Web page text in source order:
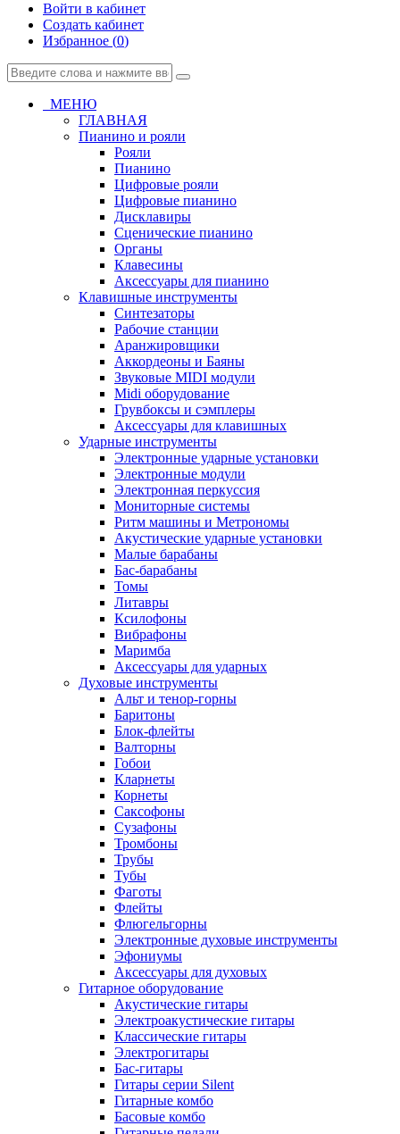
Войти в кабинет
Создать кабинет
Избранное (0)
МЕНЮ
ГЛАВНАЯ
Пианино и рояли
Рояли
Пианино
Цифровые рояли
Цифровые пианино
Дисклавиры
Сценические пианино
Органы
Клавесины
Аксессуары для пианино
Клавишные инструменты
Синтезаторы
Рабочие станции
Аранжировщики
Аккордеоны и Баяны
Звуковые MIDI модули
Midi оборудование
Грувбоксы и сэмплеры
Аксессуары для клавишных
Ударные инструменты
Электронные ударные установки
Электронные модули
Электронная перкуссия
Мониторные системы
Ритм машины и Метрономы
Акустические ударные установки
Малые барабаны
Бас-барабаны
Томы
Литавры
Ксилофоны
Вибрафоны
Маримба
Аксессуары для ударных
Духовые инструменты
Альт и тенор-горны
Баритоны
Блок-флейты
Валторны
Гобои
Кларнеты
Корнеты
Саксофоны
Сузафоны
Тромбоны
Трубы
Тубы
Фаготы
Флейты
Флюгельгорны
Электронные духовые инструменты
Эфониумы
Аксессуары для духовых
Гитарное оборудование
Акустические гитары
Электроакустические гитары
Классические гитары
Электрогитары
Бас-гитары
Гитары серии Silent
Гитарные комбо
Басовые комбо